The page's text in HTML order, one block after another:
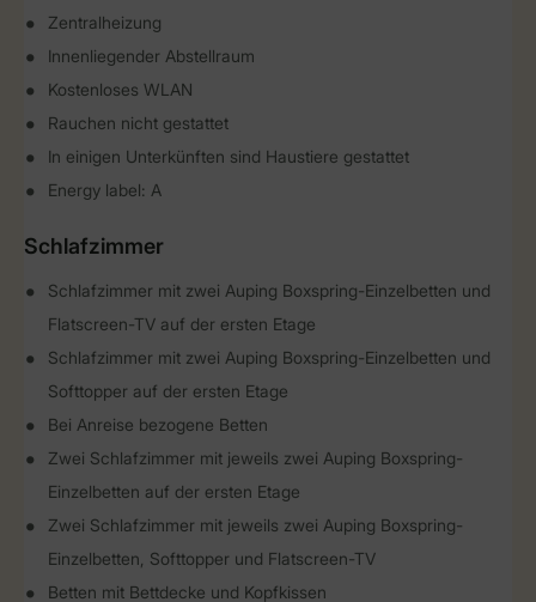
Zentralheizung
Innenliegender Abstellraum
Kostenloses WLAN
Rauchen nicht gestattet
In einigen Unterkünften sind Haustiere gestattet
Energy label: A
Schlafzimmer
Schlafzimmer mit zwei Auping Boxspring-Einzelbetten und
Flatscreen-TV auf der ersten Etage
Schlafzimmer mit zwei Auping Boxspring-Einzelbetten und
Softtopper auf der ersten Etage
Bei Anreise bezogene Betten
Zwei Schlafzimmer mit jeweils zwei Auping Boxspring-
Einzelbetten auf der ersten Etage
Zwei Schlafzimmer mit jeweils zwei Auping Boxspring-
Einzelbetten, Softtopper und Flatscreen-TV
Betten mit Bettdecke und Kopfkissen